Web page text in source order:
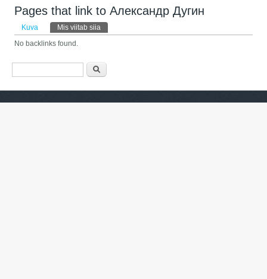
Pages that link to Александр Дугин
Peasakid
Kuva Mis viitab siia
No backlinks found.